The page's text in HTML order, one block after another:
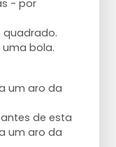
- por
quadrado.
bola.
um aro da
de esta
um aro da